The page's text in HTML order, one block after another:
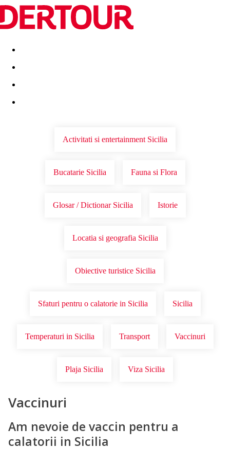
Destinatii Vacanta perfecta OFERTE DE NERATAT
Activitati si entertainment Sicilia
Bucatarie Sicilia Fauna si Flora
Glosar / Dictionar Sicilia Istorie
Locatia si geografia Sicilia
Obiective turistice Sicilia
Sfaturi pentru o calatorie in Sicilia Sicilia
Temperaturi in Sicilia Transport Vaccinuri
Plaja Sicilia Viza Sicilia
Vaccinuri
Am nevoie de vaccin pentru a
calatorii in Sicilia